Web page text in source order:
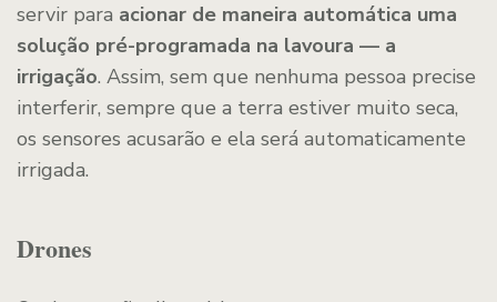
servir para acionar de maneira automática uma
solução pré-programada na lavoura — a
irrigação. Assim, sem que nenhuma pessoa precise
interferir, sempre que a terra estiver muito seca,
os sensores acusarão e ela será automaticamente
irrigada.
Drones